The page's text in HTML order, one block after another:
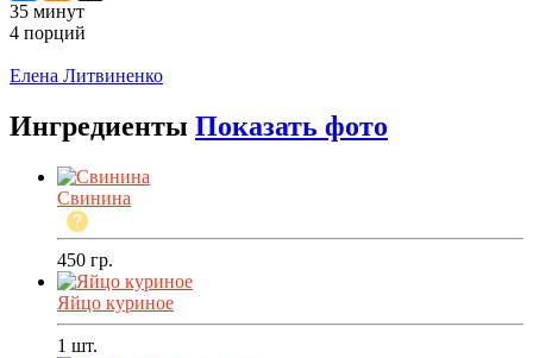
35 минут
4 порций
Елена Литвиненко
Ингредиенты Показать фото
Свинина
450 гр.
Яйцо куриное
1 шт.